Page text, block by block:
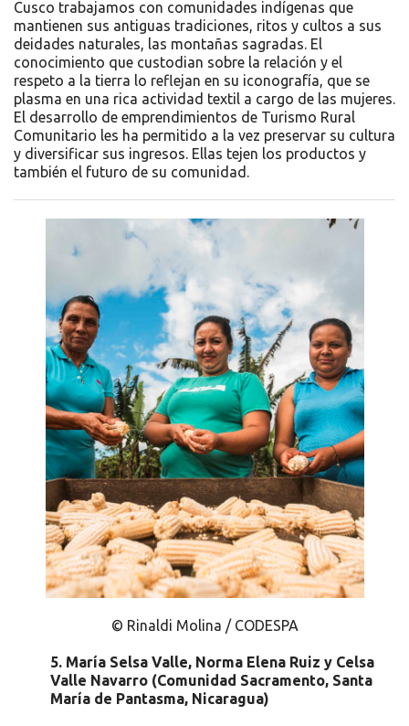
Cusco trabajamos con comunidades indígenas que
mantienen sus antiguas tradiciones, ritos y cultos a sus
deidades naturales, las montañas sagradas. El
conocimiento que custodian sobre la relación y el
respeto a la tierra lo reflejan en su iconografía, que se
plasma en una rica actividad textil a cargo de las mujeres.
El desarrollo de emprendimientos de Turismo Rural
Comunitario les ha permitido a la vez preservar su cultura
y diversificar sus ingresos. Ellas tejen los productos y
también el futuro de su comunidad.
© Rinaldi Molina / CODESPA
5. María Selsa Valle, Norma Elena Ruiz y Celsa
Valle Navarro (Comunidad Sacramento, Santa
María de Pantasma, Nicaragua)